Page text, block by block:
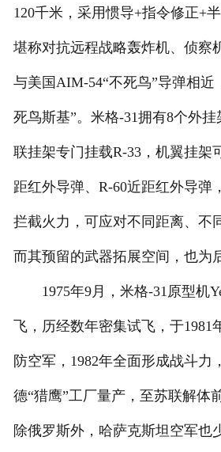
120千米，采用惯导+指令修正+
堪称对抗远程战略轰炸机、侦察
与美国AIM-54“不死鸟”导弹相近
死鸟斯基”。米格-31拥有8个外
联挂架专门挂载R-33，机翼挂架
距红外导弹、R-60近距红外导弹
拦截火力，可应对不同距离、不
而其预留的武器拓展空间，也为
1975年9月，米格-31原型机
飞，历经数年密集试飞，于1981
防空军，1982年全面形成战斗力
德“猎鹰”工厂量产，至苏联解体
除俄罗斯外，哈萨克斯坦空军也